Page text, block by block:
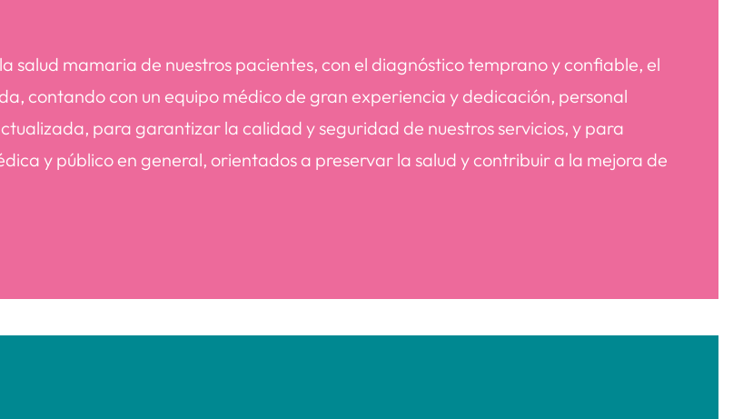
salud mamaria de nuestros pacientes, con el diagnóstico temprano y confiable, el
contando con un equipo médico de gran experiencia y dedicación, personal
para garantizar la calidad y seguridad de nuestros servicios, y para
y público en general, orientados a preservar la salud y contribuir a la mejora de